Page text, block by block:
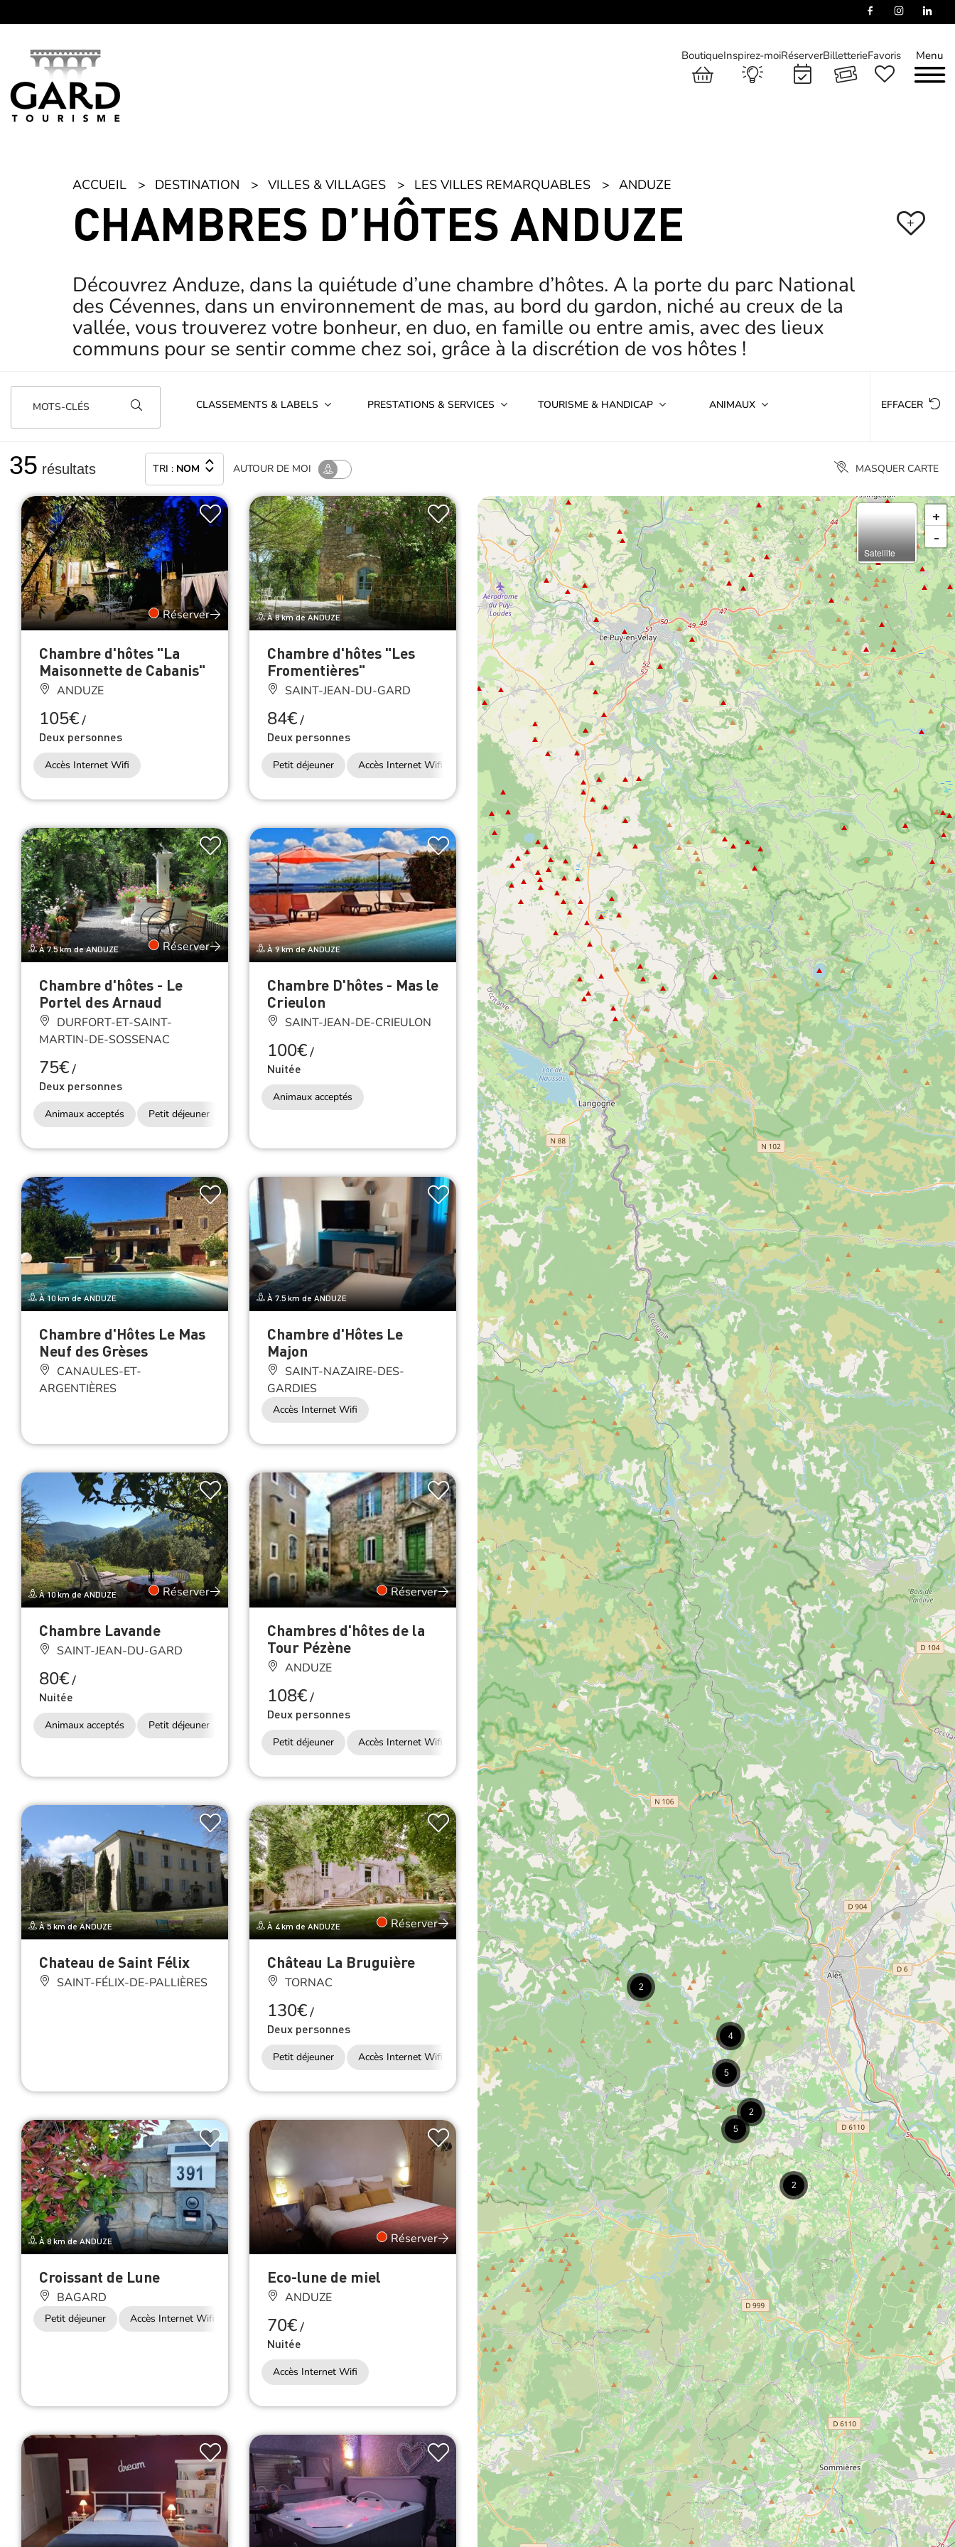
Menu
BoutiqueInspirez-moiRéserverBilletterieFavoris
ACCUEIL DESTINATION VILLES & VILLAGES LES VILLES REMARQUABLES ANDUZE
CHAMBRES D’HÔTES ANDUZE +
Découvrez Anduze, dans la quiétude d’une chambre d’hôtes. A la porte du parc National
des Cévennes, dans un environnement de mas, au bord du gardon, niché au creux de la
vallée, vous trouverez votre bonheur, en duo, en famille ou entre amis, avec des lieux
communs pour se sentir comme chez soi, grâce à la discrétion de vos hôtes !
MOTS-CLÉS CLASSEMENTS & LABELS PRESTATIONS & SERVICES TOURISME & HANDICAP ANIMAUX EFFACER
35 résultats TRI : NOM AUTOUR DE MOI MASQUER CARTE
Réserver
Chambre d'hôtes "La
Maisonnette de Cabanis"
ANDUZE
105€/
Deux personnes
Accès Internet Wifi
À 8 km de ANDUZE
Chambre d'hôtes "Les
Fromentières"
SAINT-JEAN-DU-GARD
84€/
Deux personnes
Petit déjeuner Accès Internet Wifi
À 7.5 km de ANDUZE Réserver
Chambre d'hôtes - Le
Portel des Arnaud
DURFORT-ET-SAINT-
MARTIN-DE-SOSSENAC
75€/
Deux personnes
Animaux acceptés Petit déjeuner Accès Internet Wifi
À 9 km de ANDUZE
Chambre D'hôtes - Mas le
Crieulon
SAINT-JEAN-DE-CRIEULON
100€/
Nuitée
Animaux acceptés
À 10 km de ANDUZE
Chambre d'Hôtes Le Mas
Neuf des Grèses
CANAULES-ET-
ARGENTIÈRES
À 7.5 km de ANDUZE
Chambre d'Hôtes Le
Majon
SAINT-NAZAIRE-DES-
GARDIES
Accès Internet Wifi
À 10 km de ANDUZE Réserver
Chambre Lavande
SAINT-JEAN-DU-GARD
80€/
Nuitée
Animaux acceptés Petit déjeuner Accès Internet Wifi
Réserver
Chambres d'hôtes de la
Tour Pézène
ANDUZE
108€/
Deux personnes
Petit déjeuner Accès Internet Wifi
À 5 km de ANDUZE
Chateau de Saint Félix
SAINT-FÉLIX-DE-PALLIÈRES
À 4 km de ANDUZE Réserver
Château La Bruguière
TORNAC
130€/
Deux personnes
Petit déjeuner Accès Internet Wifi
À 8 km de ANDUZE
Croissant de Lune
BAGARD
Petit déjeuner Accès Internet Wifi
Réserver
Eco-lune de miel
ANDUZE
70€/
Nuitée
Accès Internet Wifi
2
5
2
2
5
4
+
-
Satellite